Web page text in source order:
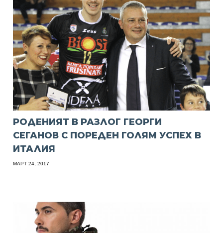
РОДЕНИЯТ В РАЗЛОГ ГЕОРГИ
СЕГАНОВ С ПОРЕДЕН ГОЛЯМ УСПЕХ В
ИТАЛИЯ
МАРТ 24, 2017